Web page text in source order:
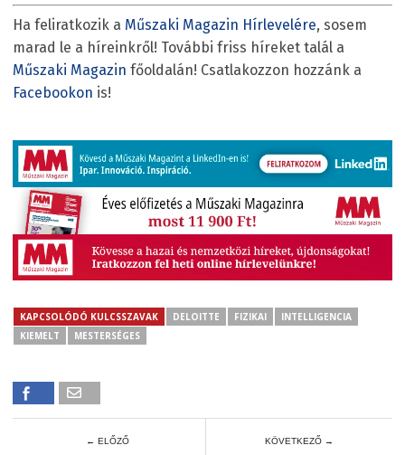
Ha feliratkozik a Műszaki Magazin Hírlevelére, sosem
marad le a híreinkről! További friss híreket talál a
Műszaki Magazin főoldalán! Csatlakozzon hozzánk a
Facebookon is!
KAPCSOLÓDÓ KULCSSZAVAK DELOITTE FIZIKAI
INTELLIGENCIA
KIEMELT
MESTERSÉGES
← ELŐZŐ KÖVETKEZŐ →